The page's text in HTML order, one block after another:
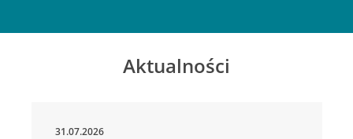
Aktualności
31.07.2026